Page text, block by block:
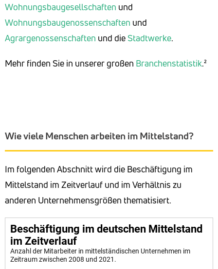
Wohnungsbaugesellschaften und
Wohnungsbaugenossenschaften und
Agrargenossenschaften und die Stadtwerke.
Mehr finden Sie in unserer großen Branchenstatistik.²
Wie viele Menschen arbeiten im Mittelstand?
Im folgenden Abschnitt wird die Beschäftigung im
Mittelstand im Zeitverlauf und im Verhältnis zu
anderen Unternehmensgrößen thematisiert.